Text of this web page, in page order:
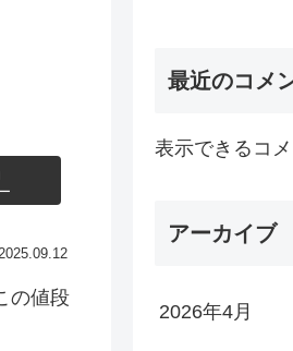
の値段
最近のコメ
表示できるコ
アーカイブ
2026年4月